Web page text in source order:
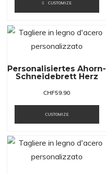
CUSTOMIZE
Personalisiertes Ahorn-
Schneidebrett Herz
CHF59.90
CUSTOMIZE